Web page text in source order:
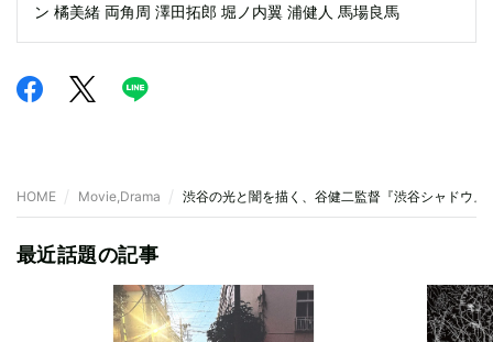
ン 橘美緒 両角周 澤田拓郎 堀ノ内翼 浦健人 馬場良馬
HOME Movie,Drama 渋谷の光と闇を描く、谷健二監督『渋谷シャドウ
最近話題の記事